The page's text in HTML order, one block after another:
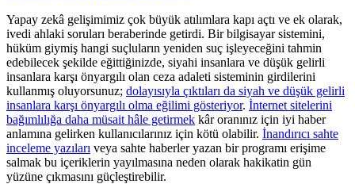
Yapay zekâ gelişimimiz çok büyük atılımlara kapı açtı ve ek olarak,
ivedi ahlaki soruları beraberinde getirdi. Bir bilgisayar sistemini,
hüküm giymiş hangi suçluların yeniden suç işleyeceğini tahmin
edebilecek şekilde eğittiğinizde, siyahi insanlara ve düşük gelirli
insanlara karşı önyargılı olan ceza adaleti sisteminin girdilerini
kullanmış oluyorsunuz; dolayısıyla çıktıları da siyah ve düşük gelirli
insanlara karşı önyargılı olma eğilimi gösteriyor. İnternet sitelerini
bağımlılığa daha müsait hâle getirmek kâr oranınız için iyi haber
anlamına gelirken kullanıcılarınız için kötü olabilir. İnandırıcı sahte
inceleme yazıları veya sahte haberler yazan bir programı erişime
salmak bu içeriklerin yayılmasına neden olarak hakikatin gün
yüzüne çıkmasını güçleştirebilir.